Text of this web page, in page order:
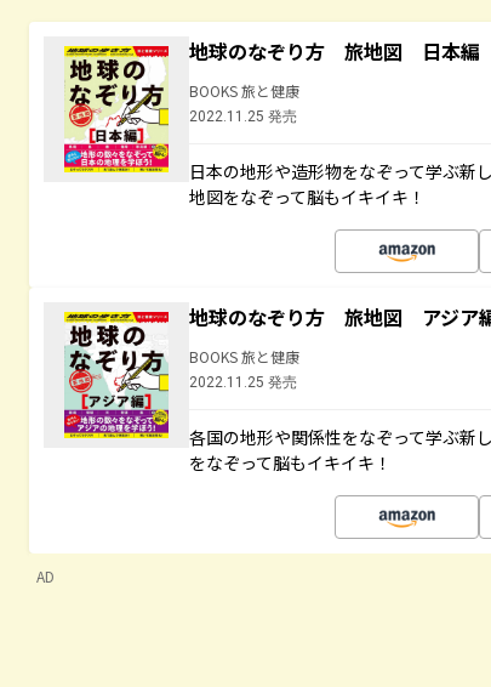
地球のなぞり方 旅地図 日本編
BOOKS 旅と健康
2022.11.25 発売
日本の地形や造形物をなぞって学ぶ新
地図をなぞって脳もイキイキ！
地球のなぞり方 旅地図 アジア
BOOKS 旅と健康
2022.11.25 発売
各国の地形や関係性をなぞって学ぶ新
をなぞって脳もイキイキ！
AD